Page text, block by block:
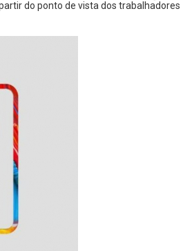
do ponto de vista dos trabalhadores